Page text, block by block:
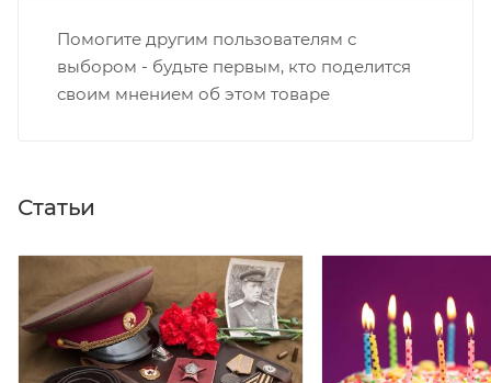
Помогите другим пользователям с
выбором - будьте первым, кто поделится
своим мнением об этом товаре
Статьи